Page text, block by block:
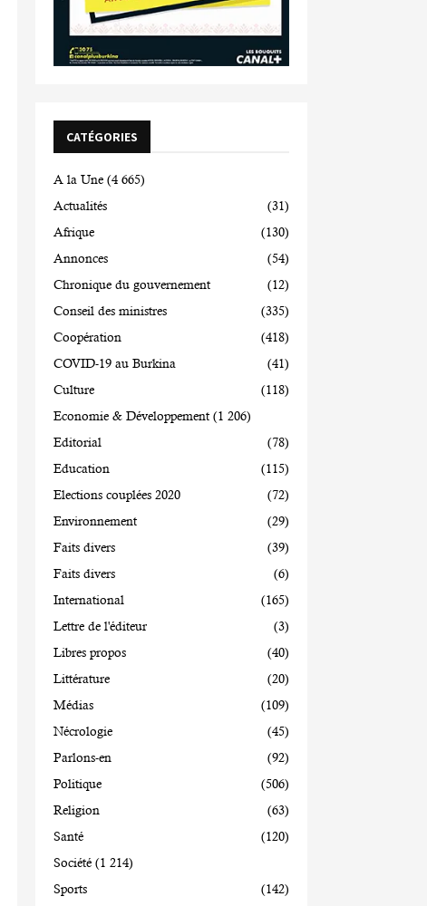
CATÉGORIES
A la Une (4 665)
Actualités
(31)
Afrique
(130)
Annonces
(54)
Chronique du gouvernement
(12)
Conseil des ministres
(335)
Coopération
(418)
COVID-19 au Burkina
(41)
Culture
(118)
Economie & Développement (1 206)
Editorial
(78)
Education
(115)
Elections couplées 2020
(72)
Environnement
(29)
Faits divers
(39)
Faits divers
(6)
International
(165)
Lettre de l'éditeur
(3)
Libres propos
(40)
Littérature
(20)
Médias
(109)
Nécrologie
(45)
Parlons-en
(92)
Politique
(506)
Religion
(63)
Santé
(120)
Société (1 214)
Sports
(142)